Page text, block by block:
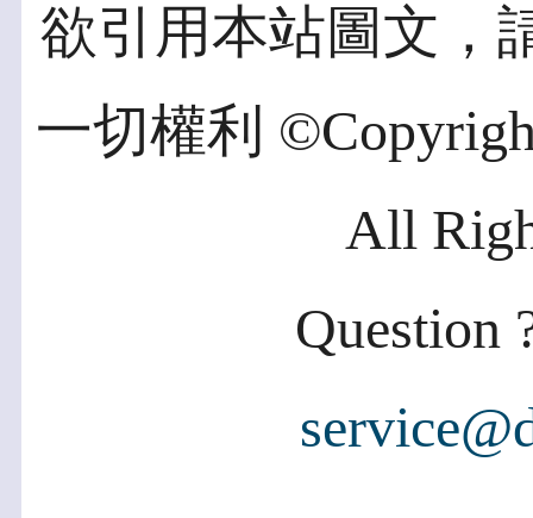
欲引用本站圖文，
一切權利
All
Question